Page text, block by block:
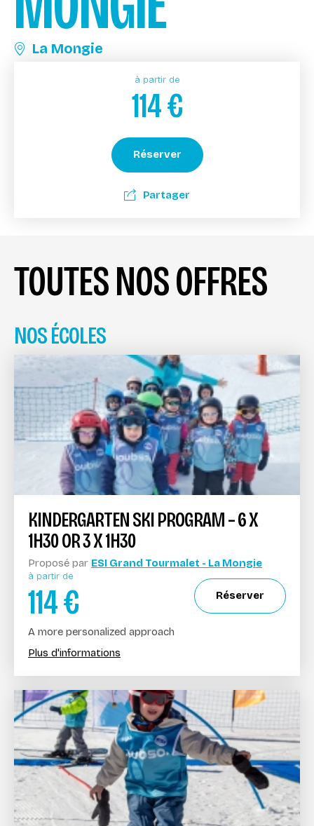
La Mongie
à partir de
114€
Réserver
Partager
TOUTES NOS OFFRES
NOS ÉCOLES
KINDERGARTEN SKI PROGRAM – 6 X
1H30 OR 3 X 1H30
Proposé par ESI Grand Tourmalet - La Mongie
à partir de
114€ Réserver
A more personalized approach
Plus d'informations